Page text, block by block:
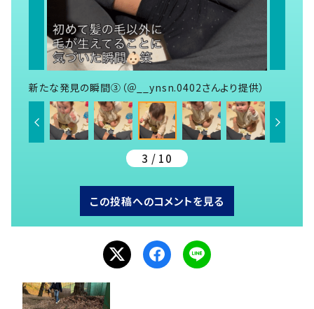
新たな発見の瞬間③（＠__ynsn.0402さんより提供）
3 / 10
この投稿へのコメントを見る